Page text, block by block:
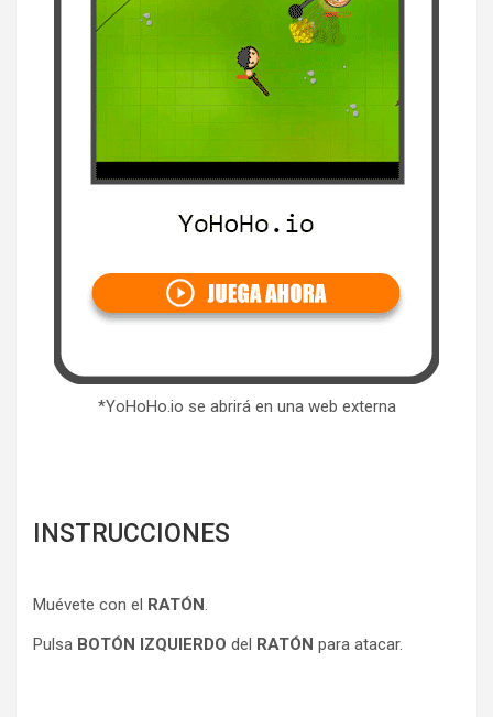
*YoHoHo.io se abrirá en una web externa
INSTRUCCIONES
Muévete con el RATÓN.
Pulsa BOTÓN IZQUIERDO del RATÓN para atacar.